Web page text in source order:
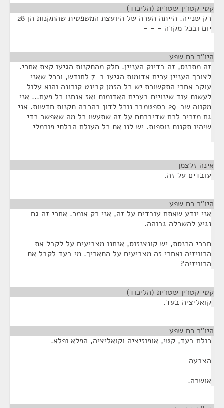
קטי קטרין שטרית (הליכוד)
רק שנייה. הייתה הערה של היועצת המשפטית שהתקנות הן 28
יום ובכל מקרה - - -
היו"ר רם שפע
זה מתכנס, זה בדיוק העניין. חלק מהתקנות הגיעו קצת אחרי.
לצורך העניין ערים אדומות הגיעו ב-7 לחודש, וככל שאני
עוקב אחרי התקשורת יש כל הזמן קבינט קורונה והוא עלול
לעשות עוד שינויים בערים האדומות ואז אנחנו כל פעם... אני
מקווה שב-29 בספטמבר נוכל לדון בהרבה תקנות חדשות. אני
גם מזכיר לכם שדיברתם על זה שתעשו כל מה שאפשר כדי
שיהיו תקנות נוספות. יש לנו את כל העולם הבלתי פורמלי - -
-
אינה זלצמן
עובדים על זה.
היו"ר רם שפע
אני יודע שאתם עובדים על זה, אני רק אומר. אחרי זה גם
נגיע להשכלה גבוהה.
חברי הכנסת, יש קונצנזוס, אנחנו מצביעים על לקבל את
הרוויזיה ואחרי זה מצביעים על התאריך. מי בעד לקבל את
הרוויזיה?
קטי קטרין שטרית (הליכוד)
קואליציה בעד.
היו"ר רם שפע
כולם בעד, קטי, אופוזיציה וקואליציה, הפלא ופלא.
הצבעה
אושרה.